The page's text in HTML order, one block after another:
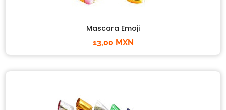
Mascara Emoji
13,00 MXN